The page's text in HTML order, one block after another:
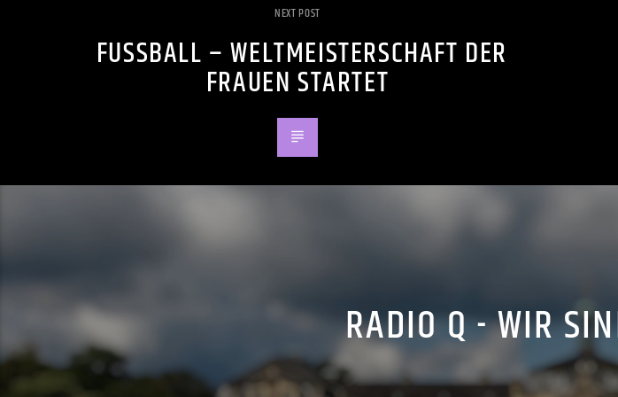
NEXT POST
FUSSBALL – WELTMEISTERSCHAFT DER F
RAUEN STARTET
RADIO Q - WIR